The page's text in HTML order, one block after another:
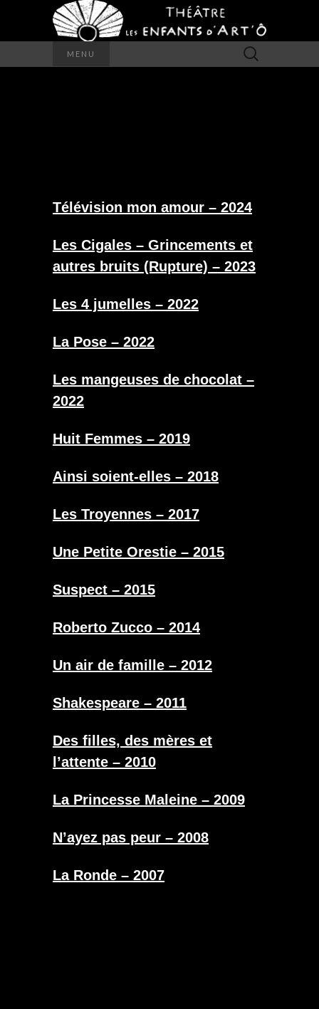
MENU Rechercher :
Télévision mon amour – 2024
Les Cigales – Grincements et
autres bruits (Rupture) – 2023
Les 4 jumelles – 2022
La Pose – 2022
Les mangeuses de chocolat –
2022
Huit Femmes – 2019
Ainsi soient-elles – 2018
Les Troyennes – 2017
Une Petite Orestie – 2015
Suspect – 2015
Roberto Zucco – 2014
Un air de famille – 2012
Shakespeare – 2011
Des filles, des mères et
l’attente – 2010
La Princesse Maleine – 2009
N’ayez pas peur – 2008
La Ronde – 2007